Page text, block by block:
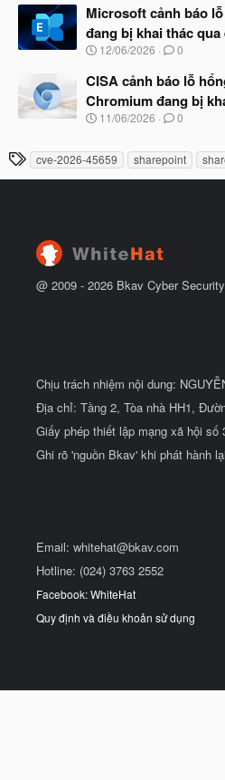
đ
ầ
u
à
y
b
ắ
đ
ầ
u
Microsoft cảnh báo
đang bị khai thác qua
N
à
b
ắ
đ
ầ
u
12/06/2026 0
CISA cảnh báo lỗ
Chromium đang bị
N
y
u
11/06/2026 0
T
h
cve-2026-45659 sharepoint
@ 2009 - 2026 Bkav Cyber Security
Chịu trách nhiệm nội dung:
Địa chỉ: Tầng 2, Tòa nhà HH1,
Giấy phép thiết lập mạng xã hội số
Ghi rõ 'nguồn Bkav' khi phát hành
Email: whitehat@bkav.com
Hotline: (024) 3763 2552
Facebook: WhiteHat
Quy định và điều khoản sử dụng